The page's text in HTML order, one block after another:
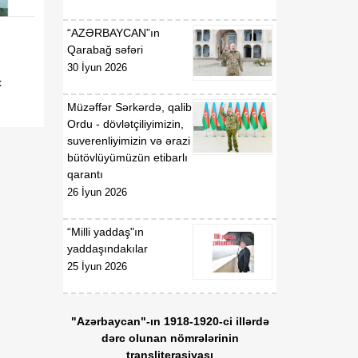
edilməsi haqqında”
Azərbaycan Respublikası
Nazirlər Kabinetinin 2011-
ci il 19 dekabr tarixli 207
nömrəli Qərarında
dəyişiklik edilməsi barədə
Azərbaycan Respublikası
Nazirlər Kabinetinin 2020-
ci il 6 may tarixli 165
nömrəli Qərarı ilə təsdiq
dayandırıldığı, bərpa və
ya ləğv edildiyi barədə
Azərbaycan
Gömrük Komitəsinə
lisenziyaların və icazələrin
01:54
“AZƏRBAYCAN”ın
Qarabağ səfəri
30 İyun 2026
Müzəffər Sərkərdə, qalib
Ordu - dövlətçiliyimizin,
suverenliyimizin və ərazi
bütövlüyümüzün etibarlı
qarantı
26 İyun 2026
“Milli yaddaş"ın
yaddaşındakılar
25 İyun 2026
"Azərbaycan"-ın 1918-1920-ci illərdə
dərc olunan nömrələrinin
transliterasiyası